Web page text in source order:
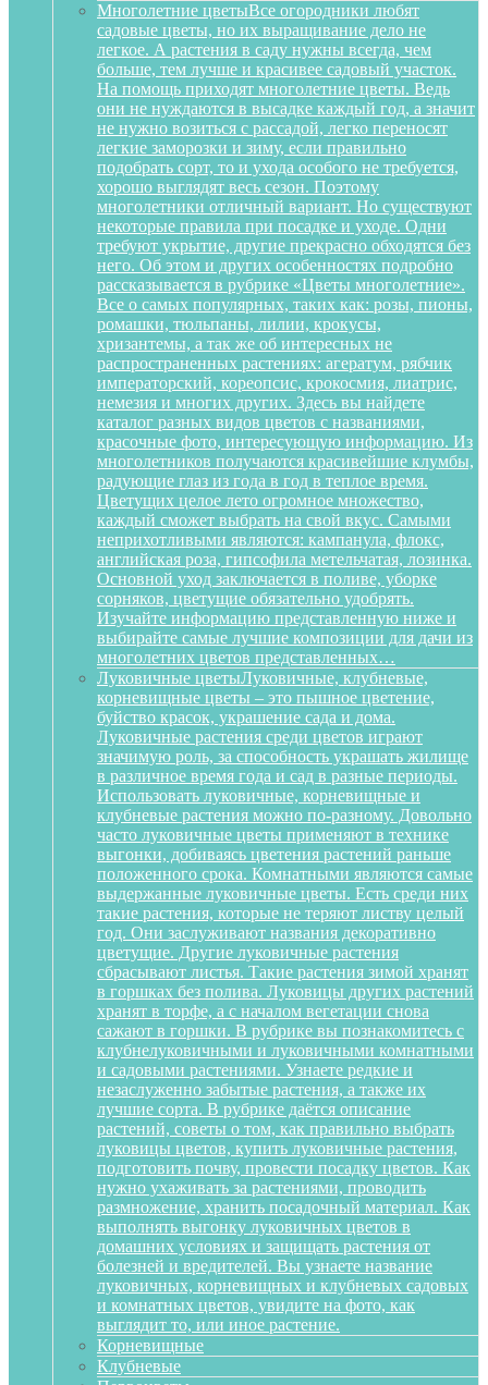
Многолетние цветыВсе огородники любят
садовые цветы, но их выращивание дело не
легкое. А растения в саду нужны всегда, чем
больше, тем лучше и красивее садовый участок.
На помощь приходят многолетние цветы. Ведь
они не нуждаются в высадке каждый год, а значит
не нужно возиться с рассадой, легко переносят
легкие заморозки и зиму, если правильно
подобрать сорт, то и ухода особого не требуется,
хорошо выглядят весь сезон. Поэтому
многолетники отличный вариант. Но существуют
некоторые правила при посадке и уходе. Одни
требуют укрытие, другие прекрасно обходятся без
него. Об этом и других особенностях подробно
рассказывается в рубрике «Цветы многолетние».
Все о самых популярных, таких как: розы, пионы,
ромашки, тюльпаны, лилии, крокусы,
хризантемы, а так же об интересных не
распространенных растениях: агератум, рябчик
императорский, кореопсис, крокосмия, лиатрис,
немезия и многих других. Здесь вы найдете
каталог разных видов цветов с названиями,
красочные фото, интересующую информацию. Из
многолетников получаются красивейшие клумбы,
радующие глаз из года в год в теплое время.
Цветущих целое лето огромное множество,
каждый сможет выбрать на свой вкус. Самыми
неприхотливыми являются: кампанула, флокс,
английская роза, гипсофила метельчатая, лозинка.
Основной уход заключается в поливе, уборке
сорняков, цветущие обязательно удобрять.
Изучайте информацию представленную ниже и
выбирайте самые лучшие композиции для дачи из
многолетних цветов представленных…
Луковичные цветыЛуковичные, клубневые,
корневищные цветы – это пышное цветение,
буйство красок, украшение сада и дома.
Луковичные растения среди цветов играют
значимую роль, за способность украшать жилище
в различное время года и сад в разные периоды.
Использовать луковичные, корневищные и
клубневые растения можно по-разному. Довольно
часто луковичные цветы применяют в технике
выгонки, добиваясь цветения растений раньше
положенного срока. Комнатными являются самые
выдержанные луковичные цветы. Есть среди них
такие растения, которые не теряют листву целый
год. Они заслуживают названия декоративно
цветущие. Другие луковичные растения
сбрасывают листья. Такие растения зимой хранят
в горшках без полива. Луковицы других растений
хранят в торфе, а с началом вегетации снова
сажают в горшки. В рубрике вы познакомитесь с
клубнелуковичными и луковичными комнатными
и садовыми растениями. Узнаете редкие и
незаслуженно забытые растения, а также их
лучшие сорта. В рубрике даётся описание
растений, советы о том, как правильно выбрать
луковицы цветов, купить луковичные растения,
подготовить почву, провести посадку цветов. Как
нужно ухаживать за растениями, проводить
размножение, хранить посадочный материал. Как
выполнять выгонку луковичных цветов в
домашних условиях и защищать растения от
болезней и вредителей. Вы узнаете название
луковичных, корневищных и клубневых садовых
и комнатных цветов, увидите на фото, как
выглядит то, или иное растение.
Корневищные
Клубневые